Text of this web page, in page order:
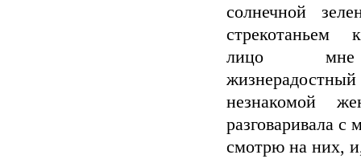
солнечной
стрекотаньем
лицо
незнакомой
разговаривала
смотрю на них,